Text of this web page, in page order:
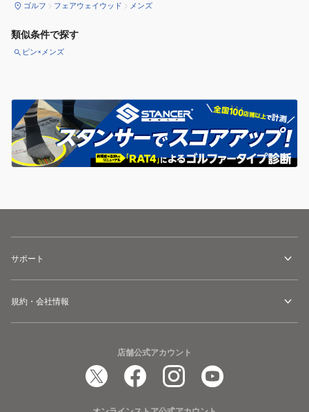
ゴルフ フェアウェイウッド メンズ
類似条件で探す
ピン×メンズ
サポート
規約・会社情報
店舗公式アカウント